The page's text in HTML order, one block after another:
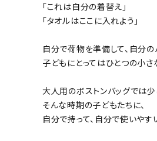
「これは自分の着替え」
「タオルはここに入れよう」
自分で荷物を準備して、自分の
子どもにとってはひとつの小さ
大人用のボストンバッグでは少
そんな時期の子どもたちに、
自分で持って、自分で使いやす